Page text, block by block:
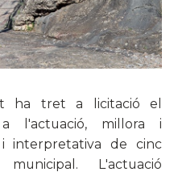
ha tret a licitació el
l'actuació, millora i
i interpretativa de cinc
L'actuació